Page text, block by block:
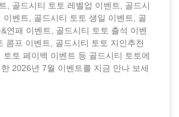
, 골드시티 토토 레벨업 이벤트, 골드시
이벤트, 골드시티 토토 생일 이벤트, 골
연패 이벤트, 골드시티 토토 출석 이벤
콤프 이벤트, 골드시티 토토 지인추천
토토 페이백 이벤트 등 골드시티 토토에
2026년 7월 이벤트를 지금 만나 보세